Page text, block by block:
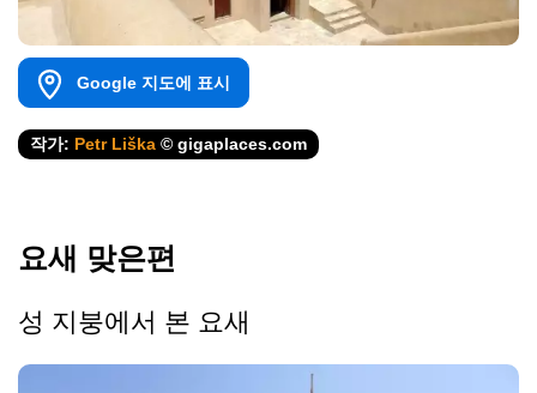
Google 지도에 표시
작가: Petr Liška © gigaplaces.com
요새 맞은편
성 지붕에서 본 요새